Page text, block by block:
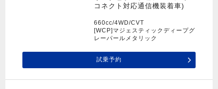
コネクト対応通信機装着車)
660cc/4WD/CVT
[WCP]マジェスティックディープグ
レーパールメタリック
試乗予約